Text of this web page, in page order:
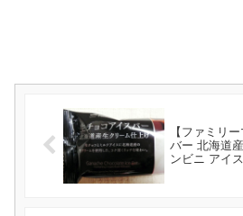
【ファミリ
バー 北海道
ンビニ アイ